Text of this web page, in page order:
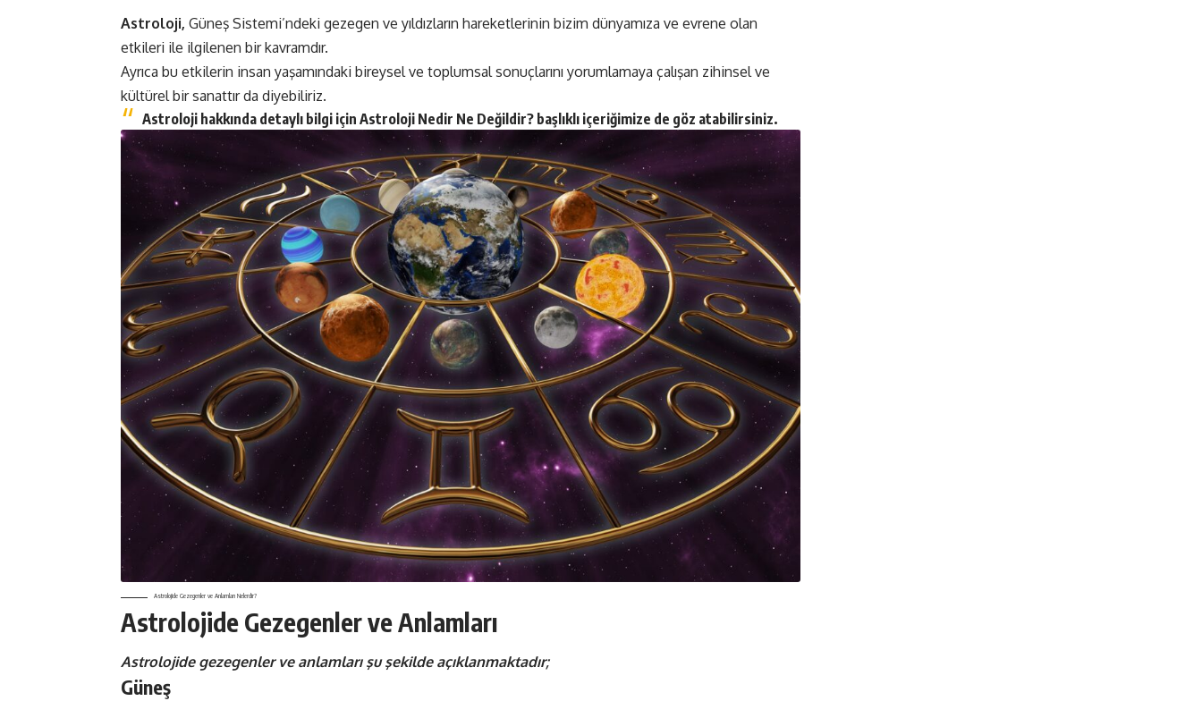
Astroloji,Güneş Sistemi’ndeki gezegen ve yıldızların hareketlerinin bizim dünyamıza ve evrene olan
etkileri ile ilgilenen bir kavramdır.
Ayrıca bu etkilerin insan yaşamındaki bireysel ve toplumsal sonuçlarını yorumlamaya çalışan zihinsel ve
kültürel bir sanattır da diyebiliriz.
Astroloji hakkında detaylı bilgi içinAstroloji Nedir Ne Değildir? başlıklı içeriğimize de göz atabilirsiniz.
Astrolojide Gezegenler ve Anlamları Nelerdir?
Astrolojide Gezegenler ve Anlamları
Astrolojide gezegenler ve anlamları şu şekilde açıklanmaktadır;
Güneş